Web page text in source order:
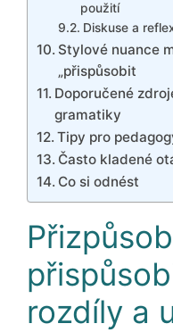
použití
Diskuse a
Stylové nuance
„přispůsobit
Doporučené
gramatiky
Tipy pro
Často kladené
Co si odnést
rozdíly a